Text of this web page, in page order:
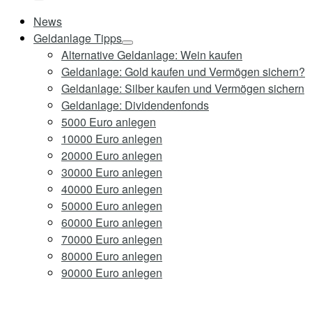
Menü
News
Geldanlage Tipps
Alternative Geldanlage: Wein kaufen
Geldanlage: Gold kaufen und Vermögen sichern?
Geldanlage: Silber kaufen und Vermögen sichern
Geldanlage: Dividendenfonds
5000 Euro anlegen
10000 Euro anlegen
20000 Euro anlegen
30000 Euro anlegen
40000 Euro anlegen
50000 Euro anlegen
60000 Euro anlegen
70000 Euro anlegen
80000 Euro anlegen
90000 Euro anlegen